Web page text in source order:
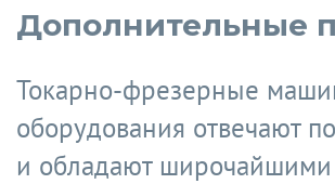
Дополнительные
Токарно-фрезерные
оборудования отвечают
и обладают